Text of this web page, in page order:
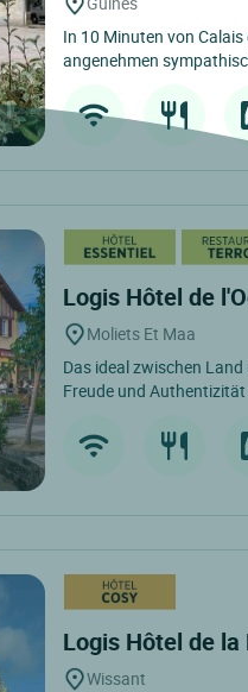
In 10 Minuten von
angenehmen
Logis Hôtel de
Moliets Et Maa
Das ideal zwischen Land
Freude und
Logis Hôtel de la
Wissant